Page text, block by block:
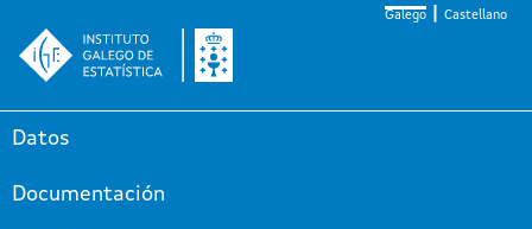
Galego Castellano
Datos
Documentación